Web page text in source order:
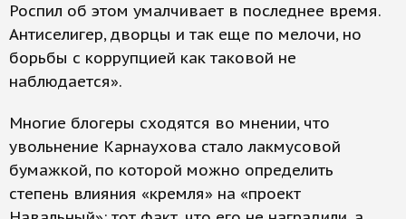
Роспил об этом умалчивает в последнее время.
Антиселигер, дворцы и так еще по мелочи, но
борьбы с коррупцией как таковой не
наблюдается».
Многие блогеры сходятся во мнении, что
увольнение Карнаухова стало лакмусовой
бумажкой, по которой можно определить
степень влияния «кремля» на «проект